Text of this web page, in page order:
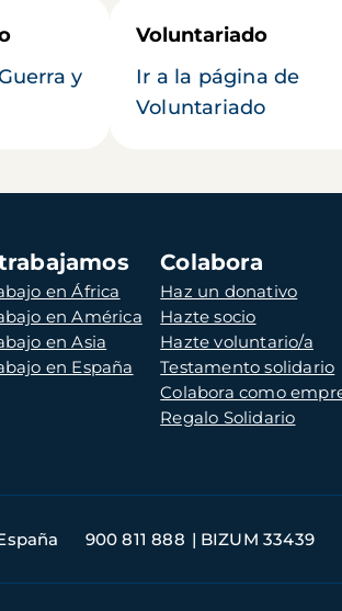
y
Voluntariado
Ir a la página de
Voluntariado
en África
en América
en Asia
en España
Colabora
Haz un donativo
Hazte socio
Hazte voluntario/a
Testamento solidario
Colabora como
Regalo Solidario
900 811 888 BIZUM 33439